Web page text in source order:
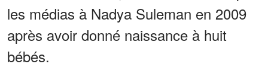
les médias à Nadya Suleman en 2009
après avoir donné naissance à huit
bébés.